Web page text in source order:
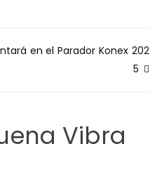
en el Parador Konex 202
5
Vibra